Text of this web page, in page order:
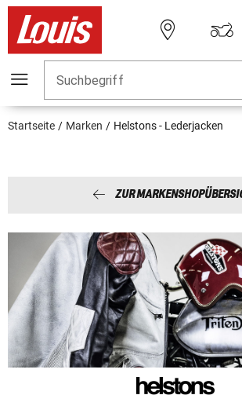
Suchbegriff
Startseite Marken Helstons - Lederjacken
ZUR